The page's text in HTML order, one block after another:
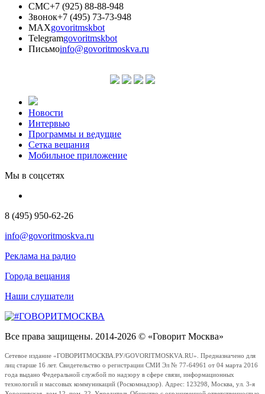
СМС+7 (925) 88-88-948
Звонок+7 (495) 73-73-948
MAXgovoritmskbot
Telegramgovoritmskbot
Письмоinfo@govoritmoskva.ru
Новости
Интервью
Программы и ведущие
Сетка вещания
Мобильное приложение
Мы в соцсетях
8 (495) 950-62-26
info@govoritmoskva.ru
Реклама на радио
Города вещания
Наши слушатели
Все права защищены. 2014-2026 © «Говорит Москва»
Сетевое издание «ГОВОРИТМОСКВА.РУ/GOVORITMOSKVA.RU». Предназначено для
лиц старше 16 лет. Свидетельство о регистрации СМИ Эл № 77-64961 от 04 марта 2016
года выдано Федеральной службой по надзору в сфере связи, информационных
технологий и массовых коммуникаций (Роскомнадзор). Адрес: 123298, Москва, ул. 3-я